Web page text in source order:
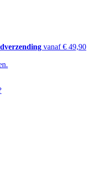
vanaf € 49,90